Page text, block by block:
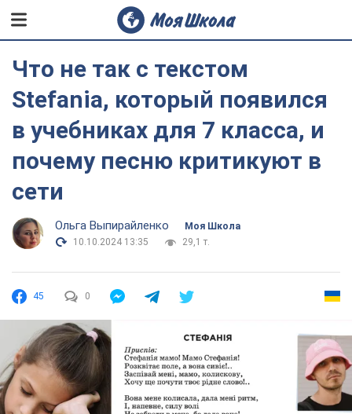
Что не так с текстом
Stefania, который появился
в учебниках для 7 класса, и
почему песню критикуют в
сети
Ольга Выпирайленко
Моя Школа
10.10.2024 13:35
29,1 т.
45 0